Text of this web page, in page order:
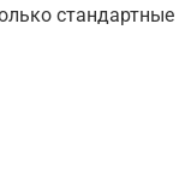
стандартные